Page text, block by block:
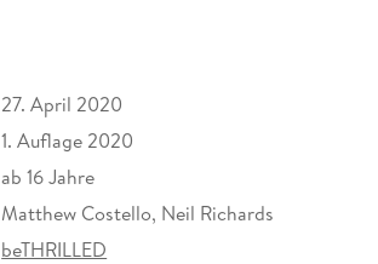
27. April 2020
1. Auflage 2020
ab 16 Jahre
Matthew Costello, Neil Richards
beTHRILLED